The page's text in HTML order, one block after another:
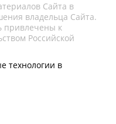
Сайта в
владельца Сайта.
привлечены к
Российской
технологии в